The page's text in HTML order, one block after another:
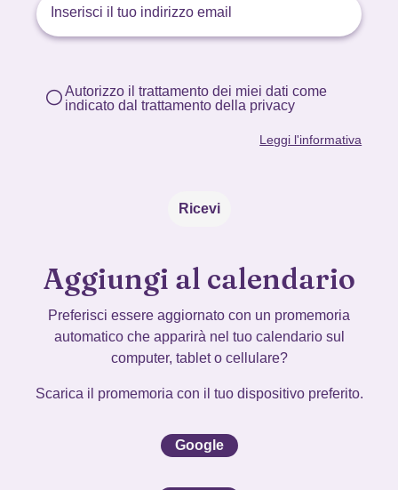
Autorizzo il trattamento dei miei dati come
indicato dal trattamento della privacy
Leggi l'informativa
Aggiungi al calendario
Preferisci essere aggiornato con un promemoria
automatico che apparirà nel tuo calendario sul
computer, tablet o cellulare?
Scarica il promemoria con il tuo dispositivo preferito.
Google